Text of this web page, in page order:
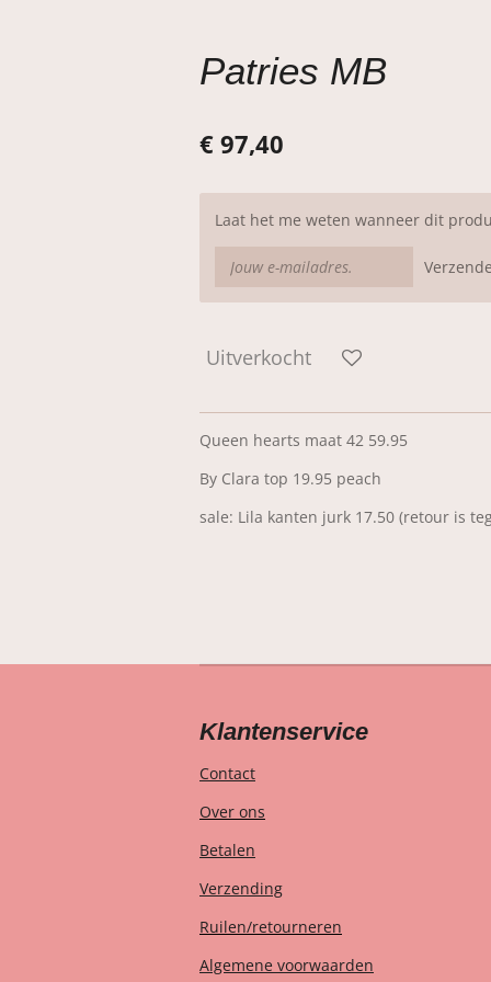
Patries MB
€ 97,40
Laat het me weten wanneer dit
Uitverkocht
Queen hearts maat 42 59.95
By Clara top 19.95 peach
sale: Lila kanten jurk 17.50 (retour is
Klantenservice
Contact
Over ons
Betalen
Verzending
Ruilen/retourneren
Algemene voorwaarden